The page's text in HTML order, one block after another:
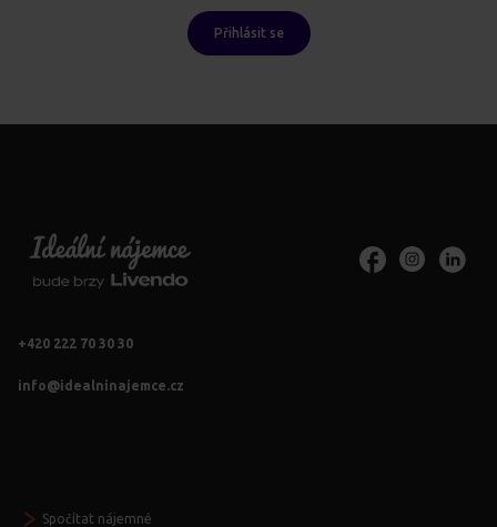
Přihlásit se
+420 222 70 30 30
info@idealninajemce.cz
Spočítat nájemné